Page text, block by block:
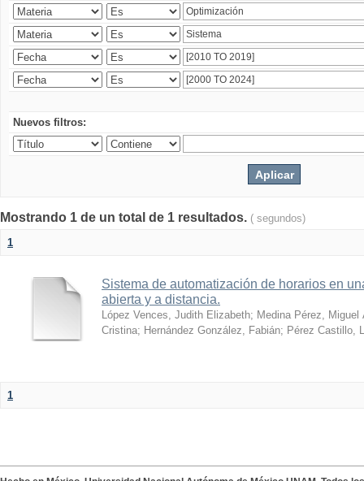
Nuevos filtros:
Mostrando 1 de un total de 1 resultados. ( segundos)
1
Sistema de automatización de horarios en
abierta y a distancia.
López Vences, Judith Elizabeth; Medina Pérez, Miguel
Cristina; Hernández González, Fabián; Pérez Castillo,
1